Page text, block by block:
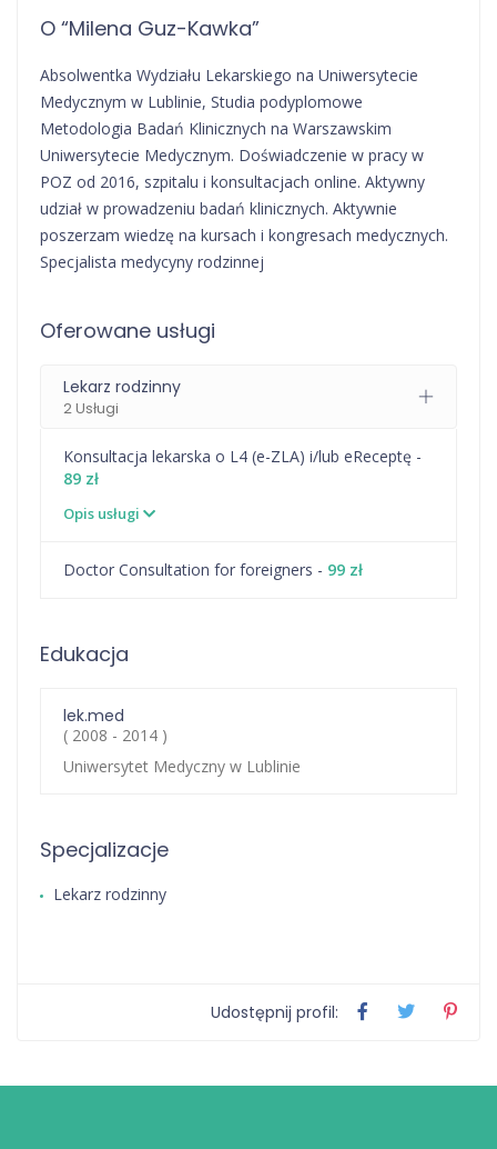
O “Milena Guz-Kawka”
Absolwentka Wydziału Lekarskiego na Uniwersytecie
Medycznym w Lublinie, Studia podyplomowe
Metodologia Badań Klinicznych na Warszawskim
Uniwersytecie Medycznym. Doświadczenie w pracy w
POZ od 2016, szpitalu i konsultacjach online. Aktywny
udział w prowadzeniu badań klinicznych. Aktywnie
poszerzam wiedzę na kursach i kongresach medycznych.
Specjalista medycyny rodzinnej
Oferowane usługi
Lekarz rodzinny
2 Usługi
Konsultacja lekarska o L4 (e-ZLA) i/lub eReceptę -
89 zł
Opis usługi
Doctor Consultation for foreigners - 99 zł
Edukacja
lek.med
( 2008 - 2014 )
Uniwersytet Medyczny w Lublinie
Specjalizacje
Lekarz rodzinny
Udostępnij profil: